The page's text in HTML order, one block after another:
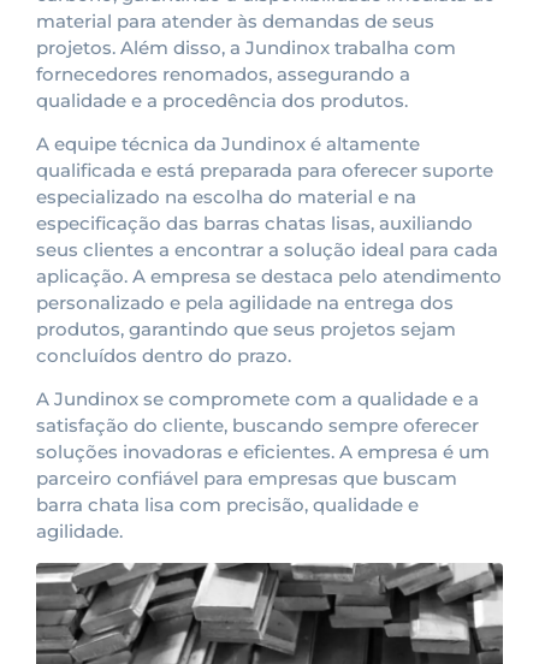
material para atender às demandas de seus
projetos. Além disso, a Jundinox trabalha com
fornecedores renomados, assegurando a
qualidade e a procedência dos produtos.
A equipe técnica da Jundinox é altamente
qualificada e está preparada para oferecer suporte
especializado na escolha do material e na
especificação das barras chatas lisas, auxiliando
seus clientes a encontrar a solução ideal para cada
aplicação. A empresa se destaca pelo atendimento
personalizado e pela agilidade na entrega dos
produtos, garantindo que seus projetos sejam
concluídos dentro do prazo.
A Jundinox se compromete com a qualidade e a
satisfação do cliente, buscando sempre oferecer
soluções inovadoras e eficientes. A empresa é um
parceiro confiável para empresas que buscam
barra chata lisa com precisão, qualidade e
agilidade.